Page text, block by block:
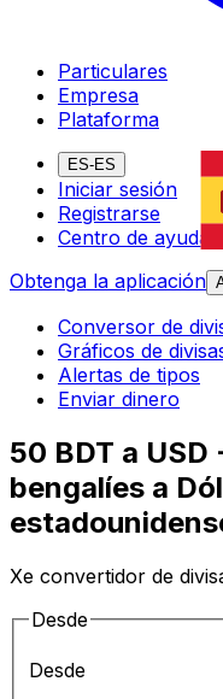
Particulares
Empresa
Plataforma
ES-ES
Iniciar sesión
Registrarse
Centro de ayuda
Obtenga la aplicación
Conversor de
Gráficos de
Alertas de tipos
Enviar dinero
50 BDT a
bengalíes a
Xe convertidor de
Desde
Desde